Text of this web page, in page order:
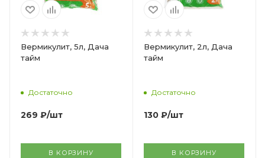
Вермикулит, 5л, Дача
тайм
Достаточно
269 ₽/шт
В КОРЗИНУ
Вермикулит, 2л, Дача
тайм
Достаточно
130 ₽/шт
В КОРЗИНУ